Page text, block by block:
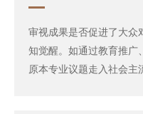
审视成果是否促进了大众
知觉醒。如通过教育推广
原本专业议题走入社会主